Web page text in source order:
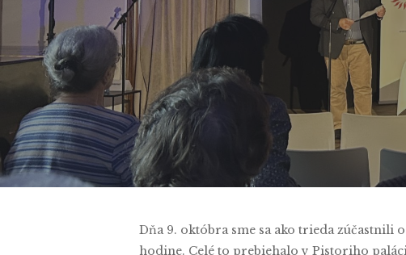
Dňa 9. októbra sme sa ako trieda zúčastnili
hodine. Celé to prebiehalo v Pistoriho